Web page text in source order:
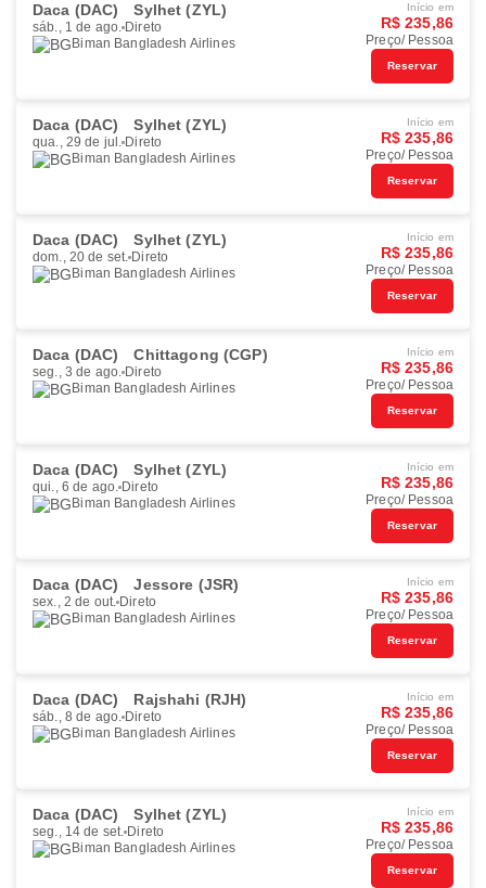
Daca (DAC) Sylhet (ZYL)
sáb., 1 de ago. Direto
Biman Bangladesh Airlines
Início em
R$ 235,86
Preço/ Pessoa
Reservar
Daca (DAC) Sylhet (ZYL)
qua., 29 de jul. Direto
Biman Bangladesh Airlines
Início em
R$ 235,86
Preço/ Pessoa
Reservar
Daca (DAC) Sylhet (ZYL)
dom., 20 de set. Direto
Biman Bangladesh Airlines
Início em
R$ 235,86
Preço/ Pessoa
Reservar
Daca (DAC) Chittagong (CGP)
seg., 3 de ago. Direto
Biman Bangladesh Airlines
Início em
R$ 235,86
Preço/ Pessoa
Reservar
Daca (DAC) Sylhet (ZYL)
qui., 6 de ago. Direto
Biman Bangladesh Airlines
Início em
R$ 235,86
Preço/ Pessoa
Reservar
Daca (DAC) Jessore (JSR)
sex., 2 de out. Direto
Biman Bangladesh Airlines
Início em
R$ 235,86
Preço/ Pessoa
Reservar
Daca (DAC) Rajshahi (RJH)
sáb., 8 de ago. Direto
Biman Bangladesh Airlines
Início em
R$ 235,86
Preço/ Pessoa
Reservar
Daca (DAC) Sylhet (ZYL)
seg., 14 de set. Direto
Biman Bangladesh Airlines
Início em
R$ 235,86
Preço/ Pessoa
Reservar